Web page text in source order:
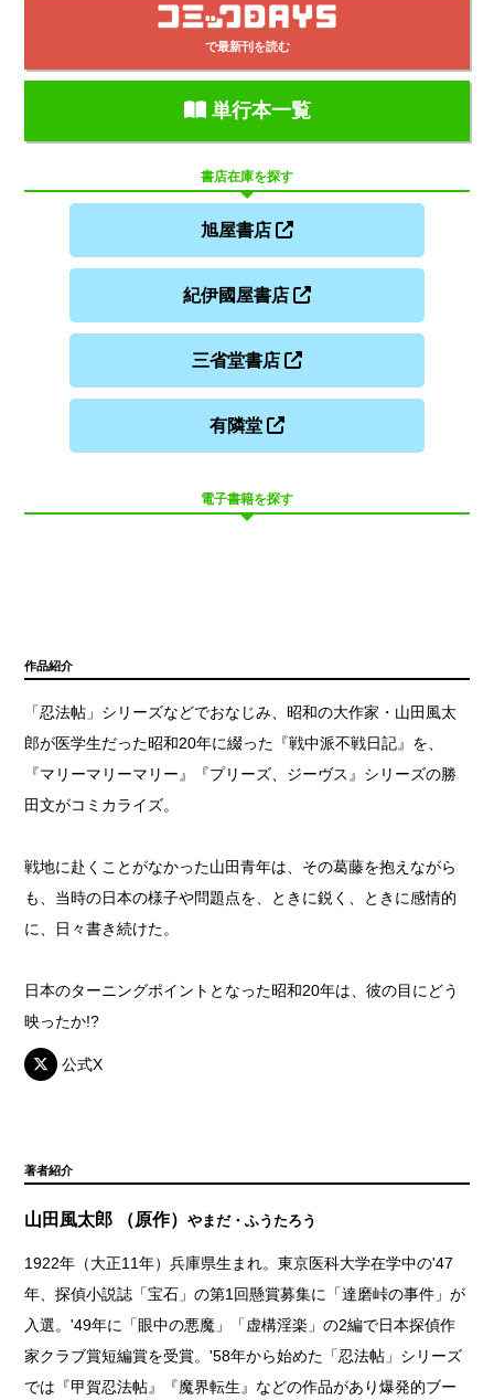
で最新刊を読む
単行本一覧
書店在庫を探す
旭屋書店
紀伊國屋書店
三省堂書店
有隣堂
電子書籍を探す
作品紹介
「忍法帖」シリーズなどでおなじみ、昭和の大作家・山田風太
郎が医学生だった昭和20年に綴った『戦中派不戦日記』を、
『マリーマリーマリー』『プリーズ、ジーヴス』シリーズの勝
田文がコミカライズ。
戦地に赴くことがなかった山田青年は、その葛藤を抱えながら
も、当時の日本の様子や問題点を、ときに鋭く、ときに感情的
に、日々書き続けた。
日本のターニングポイントとなった昭和20年は、彼の目にどう
映ったか!?
公式X
著者紹介
山田風太郎 （原作）やまだ・ふうたろう
1922年（大正11年）兵庫県生まれ。東京医科大学在学中の'47
年、探偵小説誌「宝石」の第1回懸賞募集に「達磨峠の事件」が
入選。'49年に「眼中の悪魔」「虚構淫楽」の2編で日本探偵作
家クラブ賞短編賞を受賞。'58年から始めた「忍法帖」シリーズ
では『甲賀忍法帖』『魔界転生』などの作品があり爆発的ブー